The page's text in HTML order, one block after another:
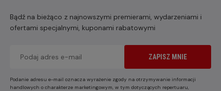
Bądź na bieżąco z najnowszymi premierami, wydarzeniami i
ofertami specjalnymi, kuponami rabatowymi
ZAPISZ MNIE
Podanie adresu e-mail oznacza wyrażenie zgody na otrzymywanie informacji
handlowych o charakterze marketingowym, w tym dotyczących repertuaru,